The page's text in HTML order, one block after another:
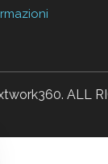
ALL